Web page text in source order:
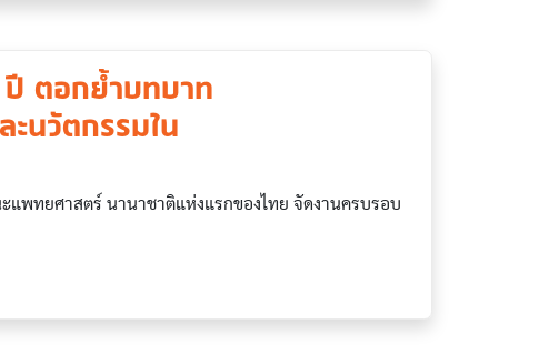
ตอกย้ำบทบาท
นวัตกรรมใน
พทยศาสตร์ นานาชาติแห่งแรกของไทย จัดงานครบรอบ